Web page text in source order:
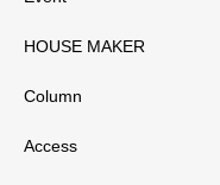
HOUSE MAKER
Column
Access